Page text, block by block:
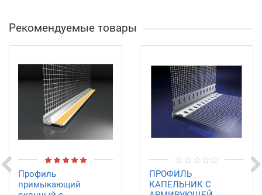
Рекомендуемые товары
Профиль
примыкающий
ПРОФИЛЬ
КАПЕЛЬНИК С